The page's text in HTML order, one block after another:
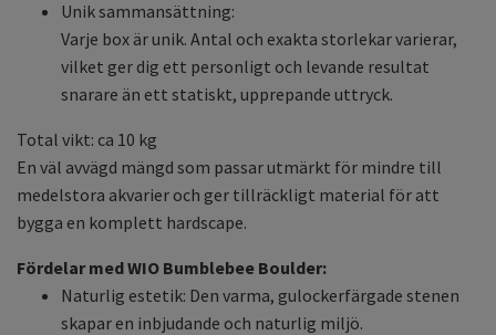
Unik sammansättning:
Varje box är unik. Antal och exakta storlekar varierar,
vilket ger dig ett personligt och levande resultat
snarare än ett statiskt, upprepande uttryck.
Total vikt: ca 10 kg
En väl avvägd mängd som passar utmärkt för mindre till
medelstora akvarier och ger tillräckligt material för att
bygga en komplett hardscape.
Fördelar med WIO Bumblebee Boulder:
Naturlig estetik: Den varma, gulockerfärgade stenen
skapar en inbjudande och naturlig miljö.